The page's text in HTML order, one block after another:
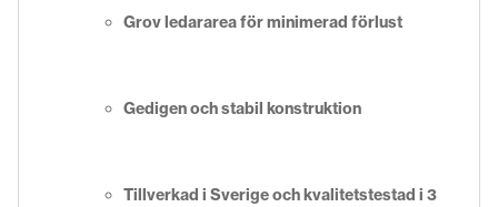
Grov ledararea för minimerad förlust
Gedigen och stabil konstruktion
Tillverkad i Sverige och kvalitetstestad i 3